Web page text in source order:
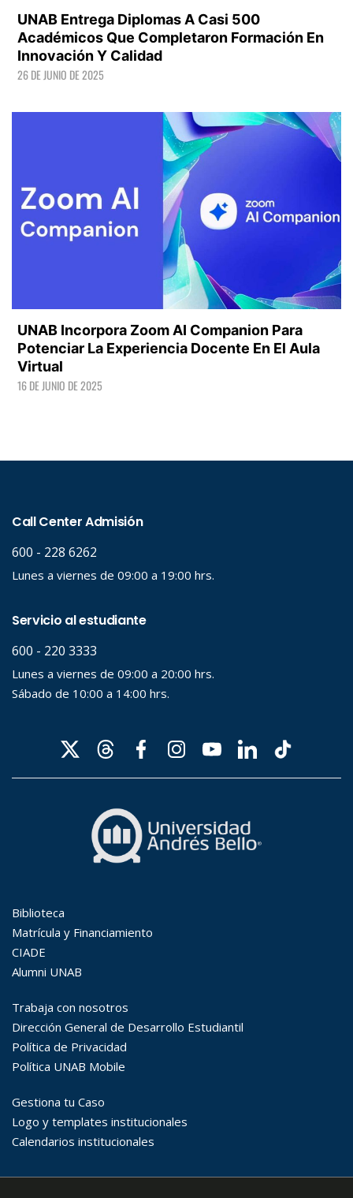
UNAB Entrega Diplomas A Casi 500
Académicos Que Completaron Formación En
Innovación Y Calidad
26 DE JUNIO DE 2025
UNAB Incorpora Zoom AI Companion Para
Potenciar La Experiencia Docente En El Aula
Virtual
16 DE JUNIO DE 2025